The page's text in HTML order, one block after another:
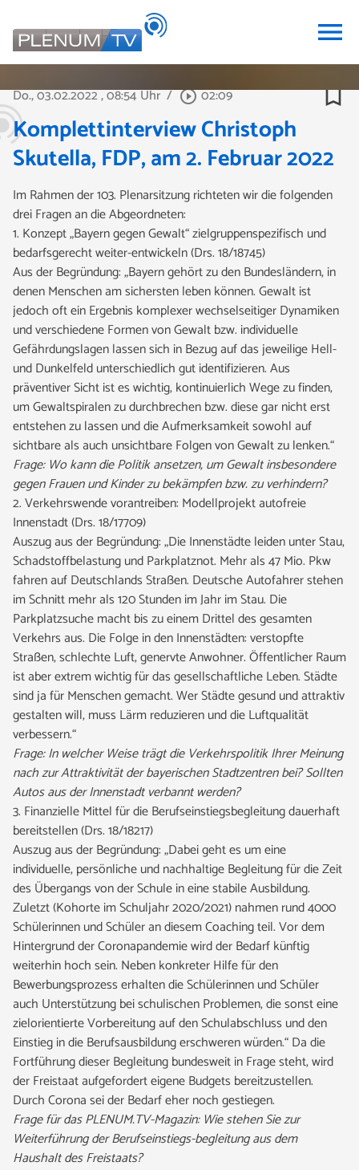
menu
Do., 03.02.2022, 08:54 Uhr / play_circle_outline02:09 bookmark_border
Komplettinterview Christoph
Skutella, FDP, am 2. Februar 2022
Im Rahmen der 103. Plenarsitzung richteten wir die folgenden
drei Fragen an die Abgeordneten:
1. Konzept „Bayern gegen Gewalt“ zielgruppenspezifisch und
bedarfsgerecht weiter-entwickeln (Drs. 18/18745)
Aus der Begründung: „Bayern gehört zu den Bundesländern, in
denen Menschen am sichersten leben können. Gewalt ist
jedoch oft ein Ergebnis komplexer wechselseitiger Dynamiken
und verschiedene Formen von Gewalt bzw. individuelle
Gefährdungslagen lassen sich in Bezug auf das jeweilige Hell-
und Dunkelfeld unterschiedlich gut identifizieren. Aus
präventiver Sicht ist es wichtig, kontinuierlich Wege zu finden,
um Gewaltspiralen zu durchbrechen bzw. diese gar nicht erst
entstehen zu lassen und die Aufmerksamkeit sowohl auf
sichtbare als auch unsichtbare Folgen von Gewalt zu lenken.“
Frage: Wo kann die Politik ansetzen, um Gewalt insbesondere
gegen Frauen und Kinder zu bekämpfen bzw. zu verhindern?
2. Verkehrswende vorantreiben: Modellprojekt autofreie
Innenstadt (Drs. 18/17709)
Auszug aus der Begründung: „Die Innenstädte leiden unter Stau,
Schadstoffbelastung und Parkplatznot. Mehr als 47 Mio. Pkw
fahren auf Deutschlands Straßen. Deutsche Autofahrer stehen
im Schnitt mehr als 120 Stunden im Jahr im Stau. Die
Parkplatzsuche macht bis zu einem Drittel des gesamten
Verkehrs aus. Die Folge in den Innenstädten: verstopfte
Straßen, schlechte Luft, genervte Anwohner. Öffentlicher Raum
ist aber extrem wichtig für das gesellschaftliche Leben. Städte
sind ja für Menschen gemacht. Wer Städte gesund und attraktiv
gestalten will, muss Lärm reduzieren und die Luftqualität
verbessern.“
Frage: In welcher Weise trägt die Verkehrspolitik Ihrer Meinung
nach zur Attraktivität der bayerischen Stadtzentren bei? Sollten
Autos aus der Innenstadt verbannt werden?
3. Finanzielle Mittel für die Berufseinstiegsbegleitung dauerhaft
bereitstellen (Drs. 18/18217)
Auszug aus der Begründung: „Dabei geht es um eine
individuelle, persönliche und nachhaltige Begleitung für die Zeit
des Übergangs von der Schule in eine stabile Ausbildung.
Zuletzt (Kohorte im Schuljahr 2020/2021) nahmen rund 4000
Schülerinnen und Schüler an diesem Coaching teil. Vor dem
Hintergrund der Coronapandemie wird der Bedarf künftig
weiterhin hoch sein. Neben konkreter Hilfe für den
Bewerbungsprozess erhalten die Schülerinnen und Schüler
auch Unterstützung bei schulischen Problemen, die sonst eine
zielorientierte Vorbereitung auf den Schulabschluss und den
Einstieg in die Berufsausbildung erschweren würden.“ Da die
Fortführung dieser Begleitung bundesweit in Frage steht, wird
der Freistaat aufgefordert eigene Budgets bereitzustellen.
Durch Corona sei der Bedarf eher noch gestiegen.
Frage für das PLENUM.TV-Magazin: Wie stehen Sie zur
Weiterführung der Berufseinstiegs-begleitung aus dem
Haushalt des Freistaats?